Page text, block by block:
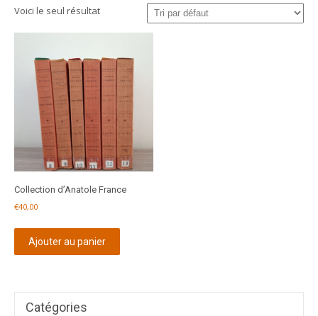
Voici le seul résultat
Collection d’Anatole France
€40,00
Ajouter au panier
Catégories